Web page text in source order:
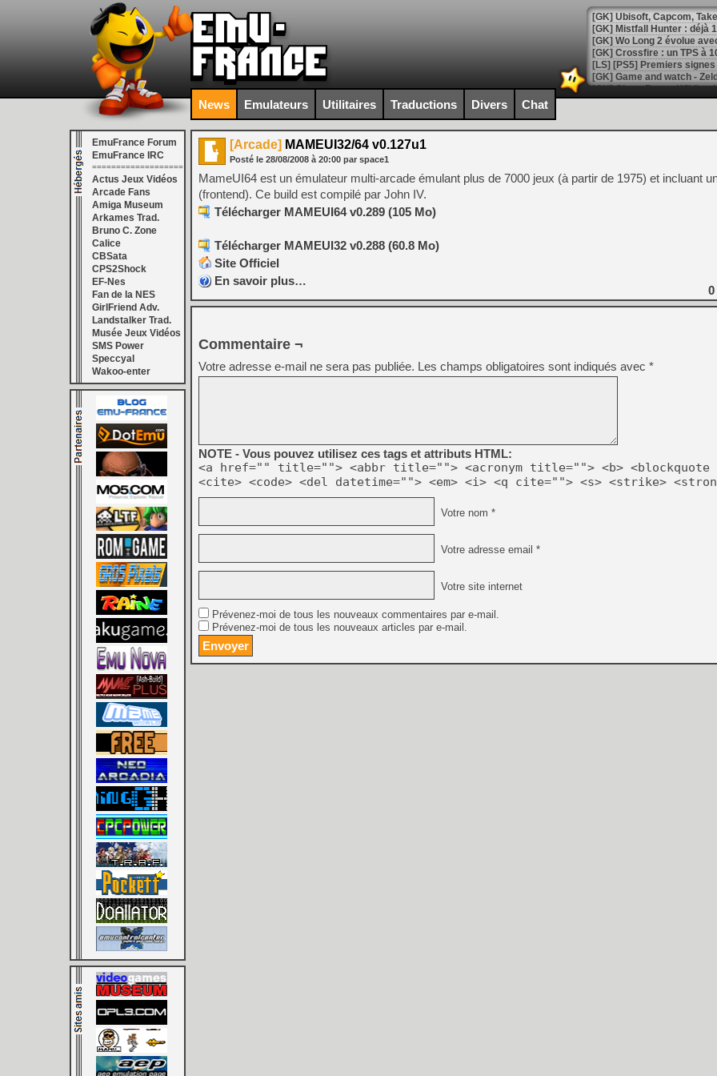
[GK] Mistfall Hunter : déjà
[GK] Wo Long 2 évolue
[GK] Crossfire : un TPS à
[LS] [PS5] Premiers
[Mo5] DOOM arrive en
[GK] Bethesda fête les 30
[GK] Roblox : l'action en
[GK] Agenda - GeForce
[LS] [PS5] ps5-y2jb-
[GK] Pourquoi Marvel
[GK] Test : Restory : Chill
[GK] GTA 6 : Rockstar
[GK] Hot Wheels Infinite
[GK] Mémoire cash -
[GK] Résultats Nintendo :
[GK] Déjà des
[Mo5] Brickboy cherche à
[GK] Minecraft et ses «
[GK] Beast of
[GK] Ubisoft : fin de partie
[GK] Mémoire cash -
[GK] Dan Houser (GTA)
[GK] Comment EA Sports
[GK] Crimson Moon : un
[GK] Isle of Reveries : le
[GK] Moonlighter 2 : The
[GK] Capcom relance
[Mo5] Deux inédits du
News Emulateurs Utilitaires Traductions Divers Chat
EmuFrance Forum
EmuFrance IRC
===================
Actus Jeux Vidéos
Arcade Fans
Amiga Museum
Arkames Trad.
Bruno C. Zone
Calice
CBSata
CPS2Shock
EF-Nes
Fan de la NES
GirlFriend Adv.
Landstalker Trad.
Musée Jeux Vidéos
SMS Power
Speccyal
Wakoo-enter
[Arcade] MAMEUI32/64 v0.127u1
Posté le 28/08/2008 à 20:00 par space1
MameUI64 est un émulateur multi-arcade émulant plus de 7000 jeux (à partir de 1975) et incluant
(frontend). Ce build est compilé par John IV.
Télécharger MAMEUI64 v0.289 (105 Mo)
Télécharger MAMEUI32 v0.288 (60.8 Mo)
Site Officiel
En savoir plus…
0
Commentaire ¬
Votre adresse e-mail ne sera pas publiée. Les champs obligatoires sont indiqués avec *
NOTE - Vous pouvez utilisez ces tags et attributs HTML:
<a href="" title=""> <abbr title=""> <acronym title=""> <b> <blockquote
<cite> <code> <del datetime=""> <em> <i> <q cite=""> <s> <strike>
Votre nom *
Votre adresse email *
Votre site internet
Prévenez-moi de tous les nouveaux commentaires par e-mail.
Prévenez-moi de tous les nouveaux articles par e-mail.